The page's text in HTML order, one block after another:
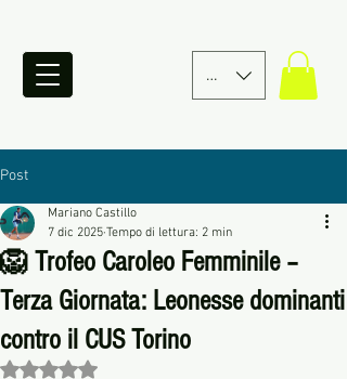
EUR (€)
Post
🦁 Trofeo Caroleo Femminile –
Terza Giornata: Leonesse dominanti
contro il CUS Torino
Mariano Castillo
7 dic 2025 Tempo di lettura: 2 min
Valutazione NaN stelle su 5.